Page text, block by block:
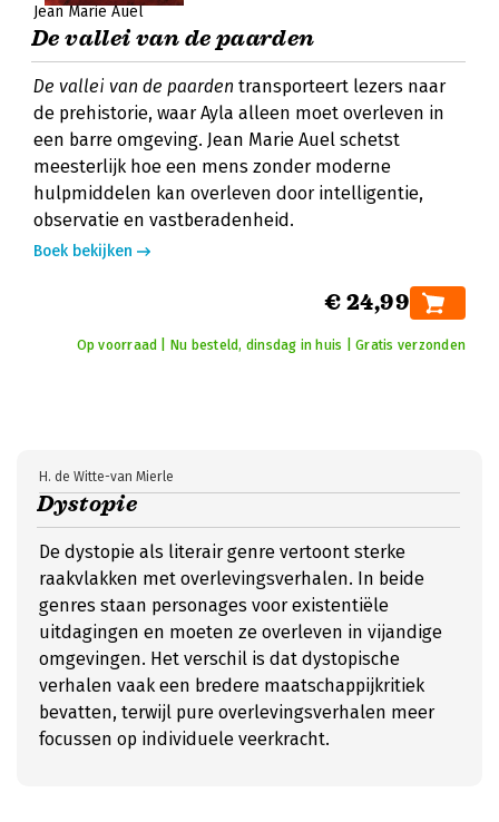
Jean Marie Auel
De vallei van de paarden
De vallei van de paarden transporteert lezers naar
de prehistorie, waar Ayla alleen moet overleven in
een barre omgeving. Jean Marie Auel schetst
meesterlijk hoe een mens zonder moderne
hulpmiddelen kan overleven door intelligentie,
observatie en vastberadenheid.
Boek bekijken
€ 24,99
Op voorraad | Nu besteld, dinsdag in huis | Gratis verzonden
Dystopie
H. de Witte-van Mierle
De dystopie als literair genre vertoont sterke
raakvlakken met overlevingsverhalen. In beide
genres staan personages voor existentiële
uitdagingen en moeten ze overleven in vijandige
omgevingen. Het verschil is dat dystopische
verhalen vaak een bredere maatschappijkritiek
bevatten, terwijl pure overlevingsverhalen meer
focussen op individuele veerkracht.